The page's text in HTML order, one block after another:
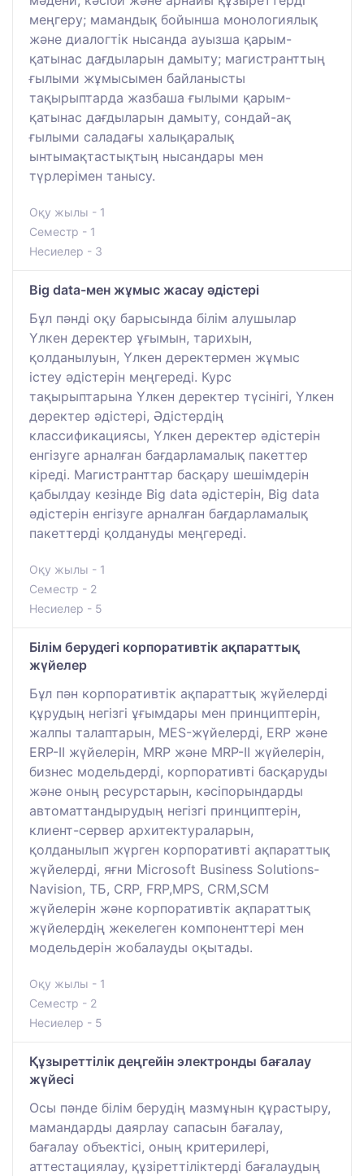
меңгеру; мамандық бойынша монологиялық
және диалогтік нысанда ауызша қарым-
қатынас дағдыларын дамыту; магистранттың
ғылыми жұмысымен байланысты
тақырыптарда жазбаша ғылыми қарым-
қатынас дағдыларын дамыту, сондай-ақ
ғылыми саладағы халықаралық
ынтымақтастықтың нысандары мен
түрлерімен танысу.
Оқу жылы - 1
Семестр - 1
Несиелер - 3
Big data-мен жұмыс жасау әдістері
Бұл пәнді оқу барысында білім алушылар
Үлкен деректер ұғымын, тарихын,
қолданылуын, Үлкен деректермен жұмыс
істеу әдістерін меңгереді. Курс
тақырыптарына Үлкен деректер түсінігі, Үлкен
деректер әдістері, Әдістердің
классификациясы, Үлкен деректер әдістерін
енгізуге арналған бағдарламалық пакеттер
кіреді. Магистранттар басқару шешімдерін
қабылдау кезінде Big data әдістерін, Big data
әдістерін енгізуге арналған бағдарламалық
пакеттерді қолдануды меңгереді.
Оқу жылы - 1
Семестр - 2
Несиелер - 5
Білім берудегі корпоративтік ақпараттық
жүйелер
Бұл пән корпоративтік ақпараттық жүйелерді
құрудың негізгі ұғымдары мен принциптерін,
жалпы талаптарын, MES-жүйелерді, ERP және
ERP-II жүйелерін, MRP және MRP-II жүйелерін,
бизнес модельдерді, корпоративті басқаруды
және оның ресурстарын, кәсіпорындарды
автоматтандырудың негізгі принциптерін,
клиент-сервер архитектураларын,
қолданылып жүрген корпоративті ақпараттық
жүйелерді, яғни Microsoft Business Solutions-
Navision, ТБ, CRP, FRP,MPS, CRM,SCM
жүйелерін және корпоративтік ақпараттық
жүйелердің жекелеген компоненттері мен
модельдерін жобалауды оқытады.
Оқу жылы - 1
Семестр - 2
Несиелер - 5
Құзыреттілік деңгейін электронды бағалау
жүйесі
Осы пәнде білім берудің мазмұнын құрастыру,
мамандарды даярлау сапасын бағалау,
бағалау объектісі, оның критерилері,
аттестациялау, құзіреттіліктерді бағалаудың